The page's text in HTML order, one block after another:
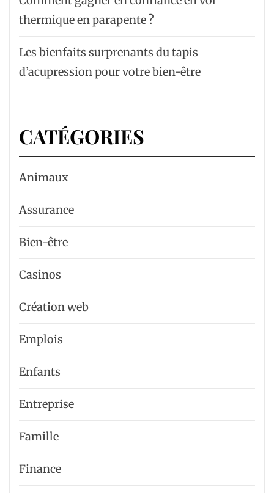
thermique en parapente ?
Les bienfaits surprenants du tapis
d’acupression pour votre bien-être
CATÉGORIES
Animaux
Assurance
Bien-être
Casinos
Création web
Emplois
Enfants
Entreprise
Famille
Finance